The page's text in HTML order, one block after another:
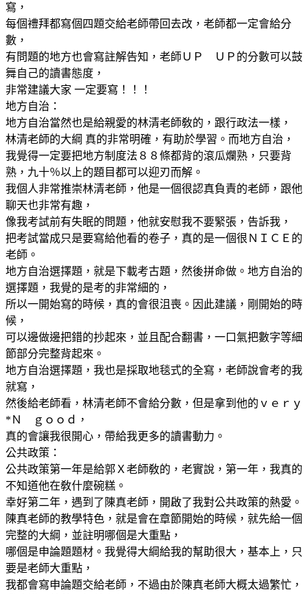
寫，
每個禮拜都寫個四題交給老師帶回去改，老師都一定會給分
數，
有問題的地方也會寫註解告知，老師ＵＰ ＵＰ的分數可以鼓
舞自己的讀書態度，
非常建議大家 一定要寫！！！
地方自治：
地方自治當然也是給親愛的林清老師敎的，跟行政法一樣，
林清老師的大綱 真的非常明確，有助於學習。而地方自治，
我覺得一定要把地方制度法８８條都背的滾瓜爛熟，只要背
熟，九十％以上的題目都可以迎刃而解。
我個人非常推崇林清老師，他是一個很認真負責的老師，跟他
聊天也非常有趣，
像我考試前有失眠的問題，他就安慰我不要緊張，告訴我，
把考試當成只是要寫給他看的卷子，真的是一個很ＮＩＣＥ的
老師。
地方自治選擇題，就是下載考古題，然後拼命做。地方自治的
選擇題，我覺的是考的非常細的，
所以一開始寫的時候，真的會很沮喪。因此建議，剛開始的時
候，
可以邊做邊把錯的抄起來，並且配合翻書，一口氣把數字等細
節部分完整背起來。
地方自治選擇題，我也是採取地毯式的全寫，老師說會考的我
就寫，
然後給老師看，林清老師不會給分數，但是拿到他的ｖｅｒｙ
*Ｎ ｇｏｏｄ，
真的會讓我很開心，帶給我更多的讀書動力。
公共政策：
公共政策第一年是給郭Ｘ老師敎的，老實說，第一年，我真的
不知道他在敎什麼碗糕。
幸好第二年，遇到了陳真老師，開啟了我對公共政策的熱愛。
陳真老師的教學特色，就是會在章節開始的時候，就先給一個
完整的大綱，並註明哪個是大重點，
哪個是申論題題材。我覺得大綱給我的幫助很大，基本上，只
要是老師大重點，
我都會寫申論題交給老師，不過由於陳真老師大概太過繁忙，